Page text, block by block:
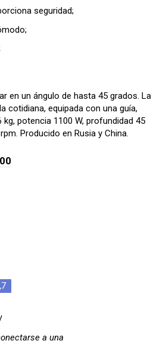
seguridad;
en un ángulo de hasta 45 grados. La
cotidiana, equipada con una guía,
potencia 1100 W, profundidad 45
Producido en Rusia y China.
a una